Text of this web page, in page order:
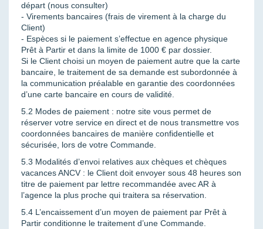
départ (nous consulter)
- Virements bancaires (frais de virement à la charge du
Client)
- Espèces si le paiement s’effectue en agence physique
Prêt à Partir et dans la limite de 1000 € par dossier.
Si le Client choisi un moyen de paiement autre que la carte
bancaire, le traitement de sa demande est subordonnée à
la communication préalable en garantie des coordonnées
d’une carte bancaire en cours de validité.
5.2 Modes de paiement : notre site vous permet de
réserver votre service en direct et de nous transmettre vos
coordonnées bancaires de manière confidentielle et
sécurisée, lors de votre Commande.
5.3 Modalités d’envoi relatives aux chèques et chèques
vacances ANCV : le Client doit envoyer sous 48 heures son
titre de paiement par lettre recommandée avec AR à
l’agence la plus proche qui traitera sa réservation.
5.4 L’encaissement d’un moyen de paiement par Prêt à
Partir conditionne le traitement d’une Commande.